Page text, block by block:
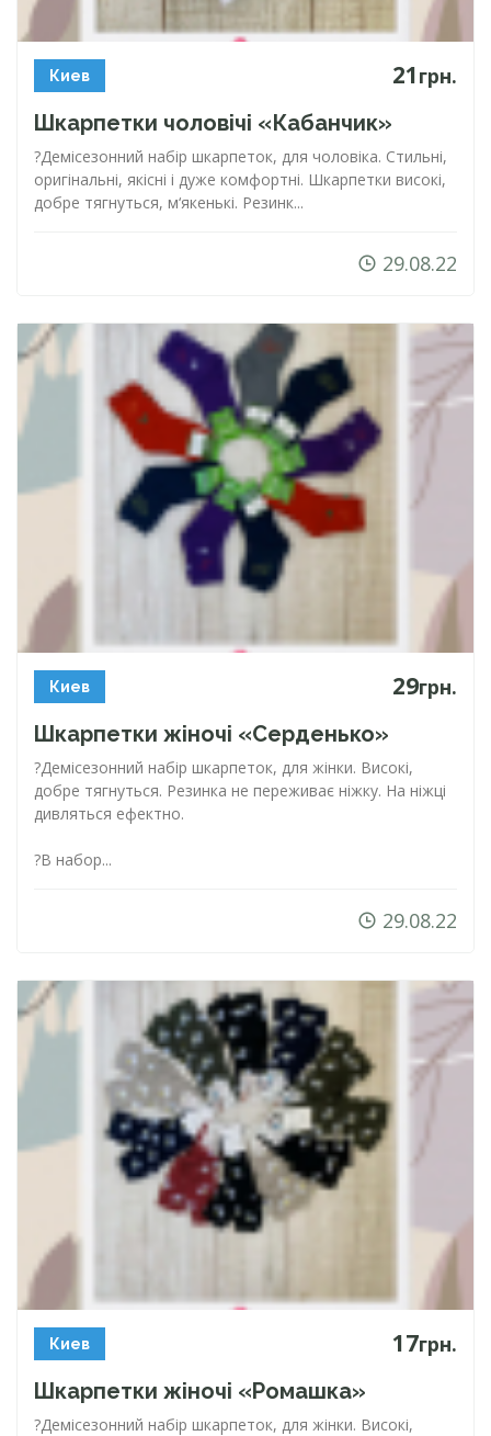
Киев 21грн.
Шкарпетки чоловічі «Кабанчик»
?Демісезонний набір шкарпеток, для чоловіка. Стильні,
оригінальні, якісні і дуже комфортні. Шкарпетки високі,
добре тягнуться, м‘якенькі. Резинк...
29.08.22
Киев 29грн.
Шкарпетки жіночі «Серденько»
?Демісезонний набір шкарпеток, для жінки. Високі,
добре тягнуться. Резинка не переживає ніжку. На ніжці
дивляться ефектно.
?В набор...
29.08.22
Киев 17грн.
Шкарпетки жіночі «Ромашка»
?Демісезонний набір шкарпеток, для жінки. Високі,